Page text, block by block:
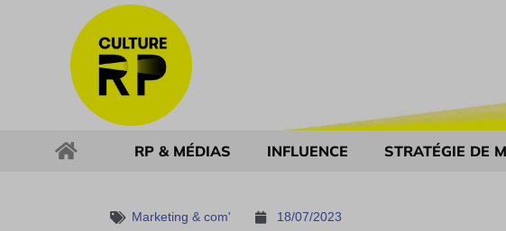
RP & MÉDIAS INFLUENCE STRATÉGIE DE
Marketing & com' 18/07/2023